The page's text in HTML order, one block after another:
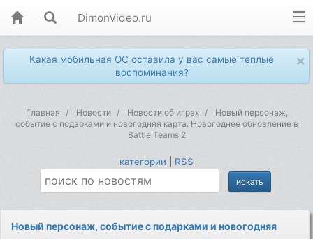
DimonVideo.ru
×
Какая мобильная ОС оставила у вас самые теплые
воспоминания?
Главная Новости Новости об играх
Новый персонаж,
событие с подарками и новогодняя карта: Новогоднее обновление в
Battle Teams 2
категории RSS
Новый персонаж, событие с подарками и новогодняя